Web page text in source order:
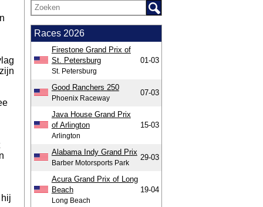
Races 2026
Firestone Grand Prix of
St. Petersburg
St. Petersburg
01-03
Good Ranchers 250
Phoenix Raceway
07-03
Java House Grand Prix
of Arlington
Arlington
15-03
Alabama Indy Grand Prix
Barber Motorsports Park
29-03
Acura Grand Prix of Long
Beach
Long Beach
19-04